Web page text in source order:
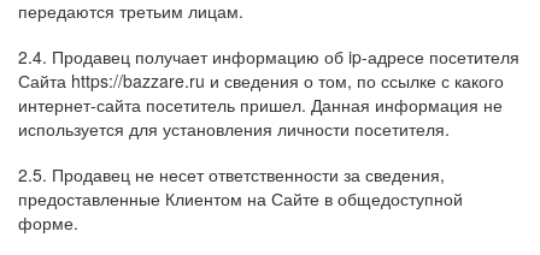
передаются третьим лицам.
2.4. Продавец получает информацию об ip-адресе посетителя
Сайта https://bazzare.ru и сведения о том, по ссылке с какого
интернет-сайта посетитель пришел. Данная информация не
используется для установления личности посетителя.
2.5. Продавец не несет ответственности за сведения,
предоставленные Клиентом на Сайте в общедоступной
форме.